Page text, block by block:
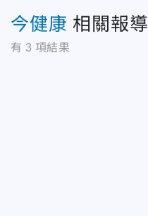
今健康 相關報導
有 3 項結果